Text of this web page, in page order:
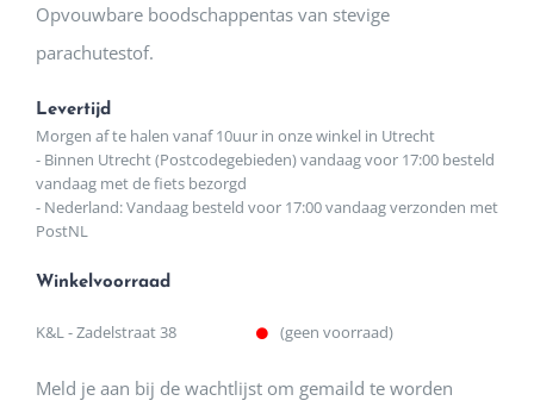
Opvouwbare boodschappentas van stevige
parachutestof.
Levertijd
Morgen af te halen vanaf 10uur in onze winkel in Utrecht
- Binnen Utrecht (Postcodegebieden) vandaag voor 17:00 besteld
vandaag met de fiets bezorgd
- Nederland: Vandaag besteld voor 17:00 vandaag verzonden met
PostNL
Winkelvoorraad
K&L - Zadelstraat 38 (geen voorraad)
Meld je aan bij de wachtlijst om gemaild te worden